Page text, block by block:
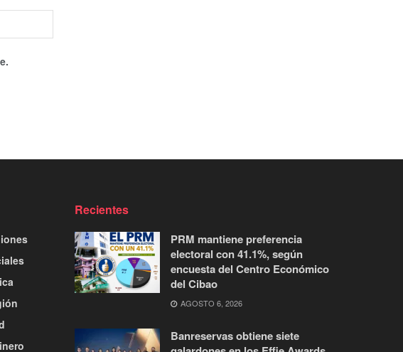
Recientes
PRM mantiene preferencia
electoral con 41.1%, según
encuesta del Centro Económico
del Cibao
AGOSTO 6, 2026
Banreservas obtiene siete